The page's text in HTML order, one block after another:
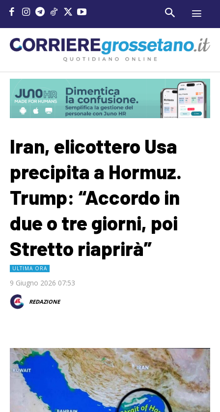
Iran, elicottero Usa
precipita a Hormuz.
Trump: “Accordo in
due o tre giorni, poi
Stretto riaprirà”
ULTIMA ORA
9 Giugno 2026 07:53
REDAZIONE